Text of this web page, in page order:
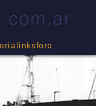
linksforo